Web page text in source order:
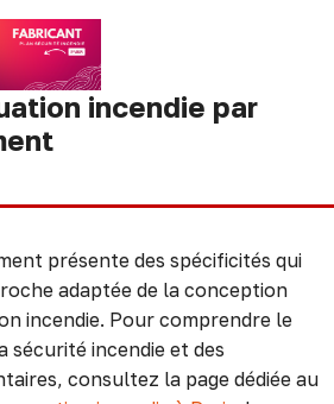
incendie par
présente des spécificités qui
adaptée de la conception
incendie. Pour comprendre le
sécurité incendie et des
consultez la page dédiée au